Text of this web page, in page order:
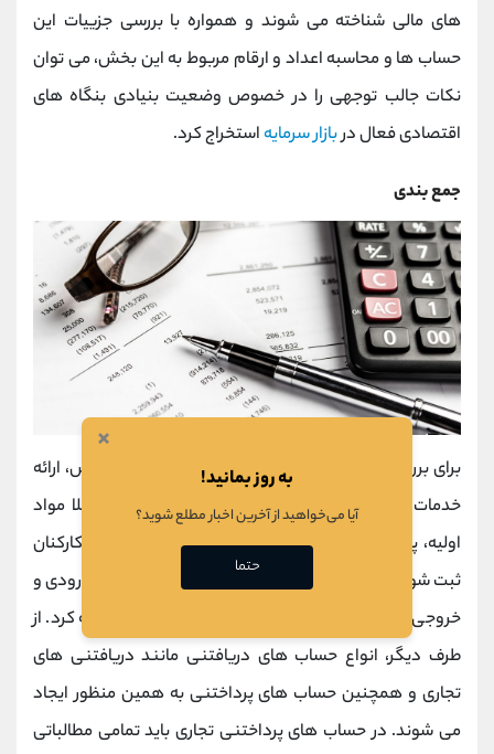
های مالی شناخته می شوند و همواره با بررسی جزییات این
حساب ها و محاسبه اعداد و ارقام مربوط به این بخش، می توان
نکات جالب توجهی را در خصوص وضعیت بنیادی بنگاه های
اقتصادی فعال دربازار سرمایه استخراج کرد.
جمع بندی
برای بررسی میزان دارایی های یک شرکت باید میزان فروش، ارائه
خدمات، مطالبات، هزینه های انجام شده برای خرید مثلا مواد
اولیه، پرداخت حقوق و حتی پرداخت وام و مساعده به کارکنان
ثبت شوند. در این شرایط می توان به صورت جزء به جزء، ورودی و
خروجی های شرکت و در نهایت میزان بهره وری را محاسبه کرد. از
طرف دیگر، انواع حساب های دریافتنی مانند دریافتنی های
تجاری و همچنین حساب های پرداختنی به همین منظور ایجاد
می شوند. در حساب های پرداختنی تجاری باید تمامی مطالباتی
×
به روز بمانید!
آیا می‌خواهید از آخرین اخبار مطلع شوید؟
حتما